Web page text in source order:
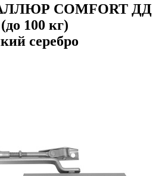
COMFORT ДД
100 кг)
серебро